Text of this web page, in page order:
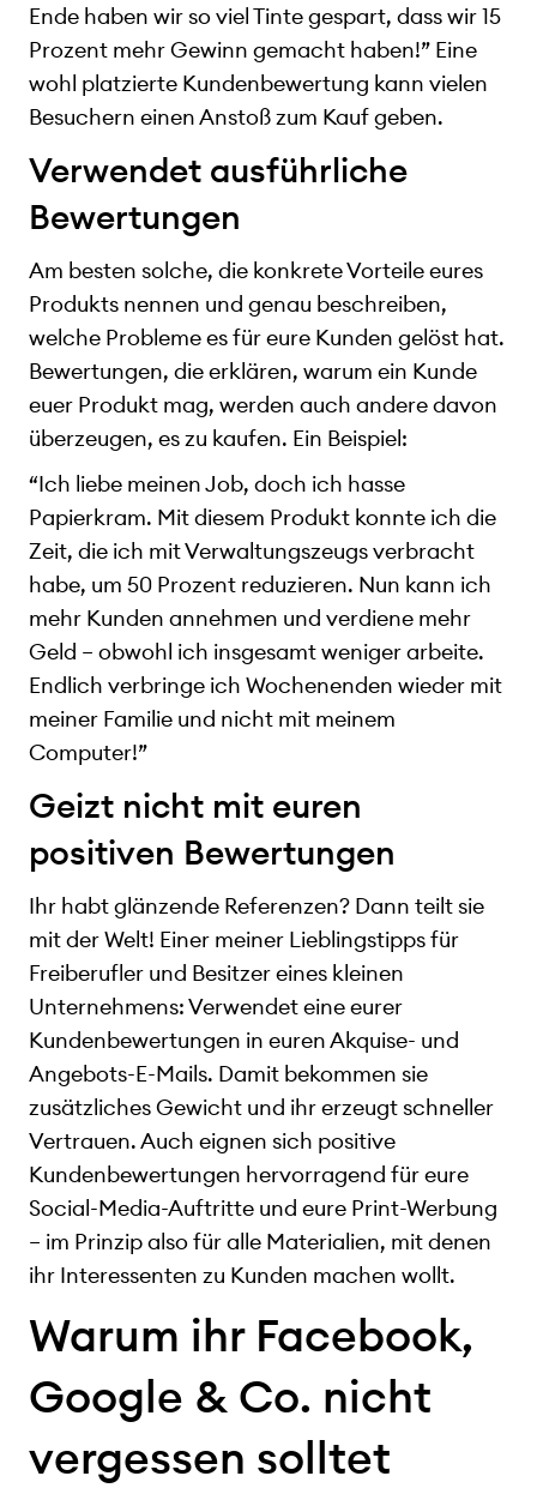
Ende haben wir so viel Tinte gespart, dass wir 15
Prozent mehr Gewinn gemacht haben!” Eine
wohl platzierte Kundenbewertung kann vielen
Besuchern einen Anstoß zum Kauf geben.
Verwendet ausführliche
Bewertungen
Am besten solche, die konkrete Vorteile eures
Produkts nennen und genau beschreiben,
welche Probleme es für eure Kunden gelöst hat.
Bewertungen, die erklären, warum ein Kunde
euer Produkt mag, werden auch andere davon
überzeugen, es zu kaufen. Ein Beispiel:
“Ich liebe meinen Job, doch ich hasse
Papierkram. Mit diesem Produkt konnte ich die
Zeit, die ich mit Verwaltungszeugs verbracht
habe, um 50 Prozent reduzieren. Nun kann ich
mehr Kunden annehmen und verdiene mehr
Geld – obwohl ich insgesamt weniger arbeite.
Endlich verbringe ich Wochenenden wieder mit
meiner Familie und nicht mit meinem
Computer!”
Geizt nicht mit euren
positiven Bewertungen
Ihr habt glänzende Referenzen? Dann teilt sie
mit der Welt! Einer meiner Lieblingstipps für
Freiberufler und Besitzer eines kleinen
Unternehmens: Verwendet eine eurer
Kundenbewertungen in euren Akquise- und
Angebots-E-Mails. Damit bekommen sie
zusätzliches Gewicht und ihr erzeugt schneller
Vertrauen. Auch eignen sich positive
Kundenbewertungen hervorragend für eure
Social-Media-Auftritte und eure Print-Werbung
– im Prinzip also für alle Materialien, mit denen
ihr Interessenten zu Kunden machen wollt.
Warum ihr Facebook,
Google & Co. nicht
vergessen solltet